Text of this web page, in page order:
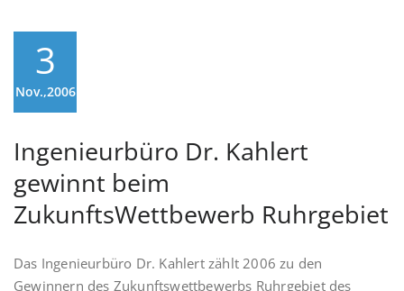
3
Nov.,2006
Ingenieurbüro Dr. Kahlert
gewinnt beim
ZukunftsWettbewerb Ruhrgebiet
Das Ingenieurbüro Dr. Kahlert zählt 2006 zu den
Gewinnern des Zukunftswettbewerbs Ruhrgebiet des